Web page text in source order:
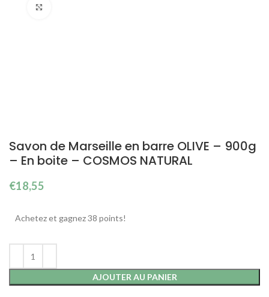
Savon de Marseille en barre OLIVE – 900g
– En boite – COSMOS NATURAL
€18,55
Achetez et gagnez 38 points!
AJOUTER AU PANIER